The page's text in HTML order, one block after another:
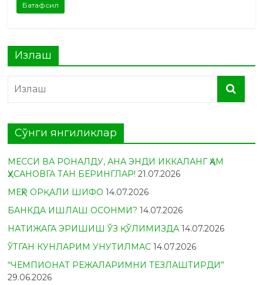
Батафсил
Излаш
Сўнги янгиликлар
МЕССИ ВА РОНАЛДУ, АНА ЭНДИ ИККАЛАНГ ҲАМ
ҲУСАНОВГА ТАН БЕРИНГЛАР! 21.07.2026
МЕҲР ОРҚАЛИ ШИФО 14.07.2026
БАНКДА ИШЛАШ ОСОНМИ? 14.07.2026
НАТИЖАГА ЭРИШИШ ЎЗ ҚЎЛИМИЗДА 14.07.2026
ЎТГАН КУНЛАРИМ УНУТИЛМАС 14.07.2026
“ЧЕМПИОНАТ РЕЖАЛАРИМНИ ТЕЗЛАШТИРДИ”
29.06.2026